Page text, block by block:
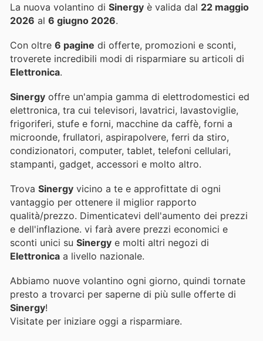
La nuova volantino di Sinergy è valida dal 22 maggio
2026 al 6 giugno 2026.
Con oltre 6 pagine di offerte, promozioni e sconti,
troverete incredibili modi di risparmiare su articoli di
Elettronica.
Sinergy offre un'ampia gamma di elettrodomestici ed
elettronica, tra cui televisori, lavatrici, lavastoviglie,
frigoriferi, stufe e forni, macchine da caffè, forni a
microonde, frullatori, aspirapolvere, ferri da stiro,
condizionatori, computer, tablet, telefoni cellulari,
stampanti, gadget, accessori e molto altro.
Trova Sinergy vicino a te e approfittate di ogni
vantaggio per ottenere il miglior rapporto
qualità/prezzo. Dimenticatevi dell'aumento dei prezzi
e dell'inflazione. vi farà avere prezzi economici e
sconti unici su Sinergy e molti altri negozi di
Elettronica a livello nazionale.
Abbiamo nuove volantino ogni giorno, quindi tornate
presto a trovarci per saperne di più sulle offerte di
Sinergy!
Visitate per iniziare oggi a risparmiare.